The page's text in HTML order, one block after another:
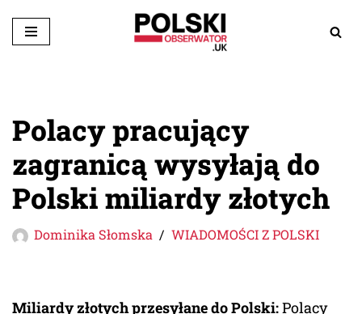
Przejdź
Polacy pracujący
zagranicą wysyłają do
Polski miliardy złotych
Dominika Słomska WIADOMOŚCI Z POLSKI
Miliardy złotych przesyłane do Polski:Polacy